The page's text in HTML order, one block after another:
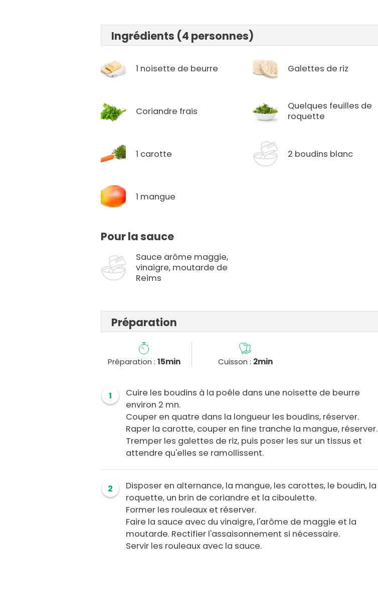
Ingrédients (4 personnes)
1 noisette de beurre Galettes de riz
Coriandre frais
Quelques feuilles de
roquette
1 carotte 2 boudins blanc
1 mangue
Pour la sauce
Sauce arôme maggie,
vinaigre, moutarde de
Reims
Préparation
Préparation : 15min Cuisson : 2min
1
Cuire les boudins à la poêle dans une noisette de beurre
environ 2 mn.
Couper en quatre dans la longueur les boudins, réserver.
Raper la carotte, couper en fine tranche la mangue, réserver.
Tremper les galettes de riz, puis poser les sur un tissus et
attendre qu'elles se ramollissent.
2
Disposer en alternance, la mangue, les carottes, le boudin, la
roquette, un brin de coriandre et la ciboulette.
Former les rouleaux et réserver.
Faire la sauce avec du vinaigre, l'arôme de maggie et la
moutarde. Rectifier l'assaisonnement si nécessaire.
Servir les rouleaux avec la sauce.